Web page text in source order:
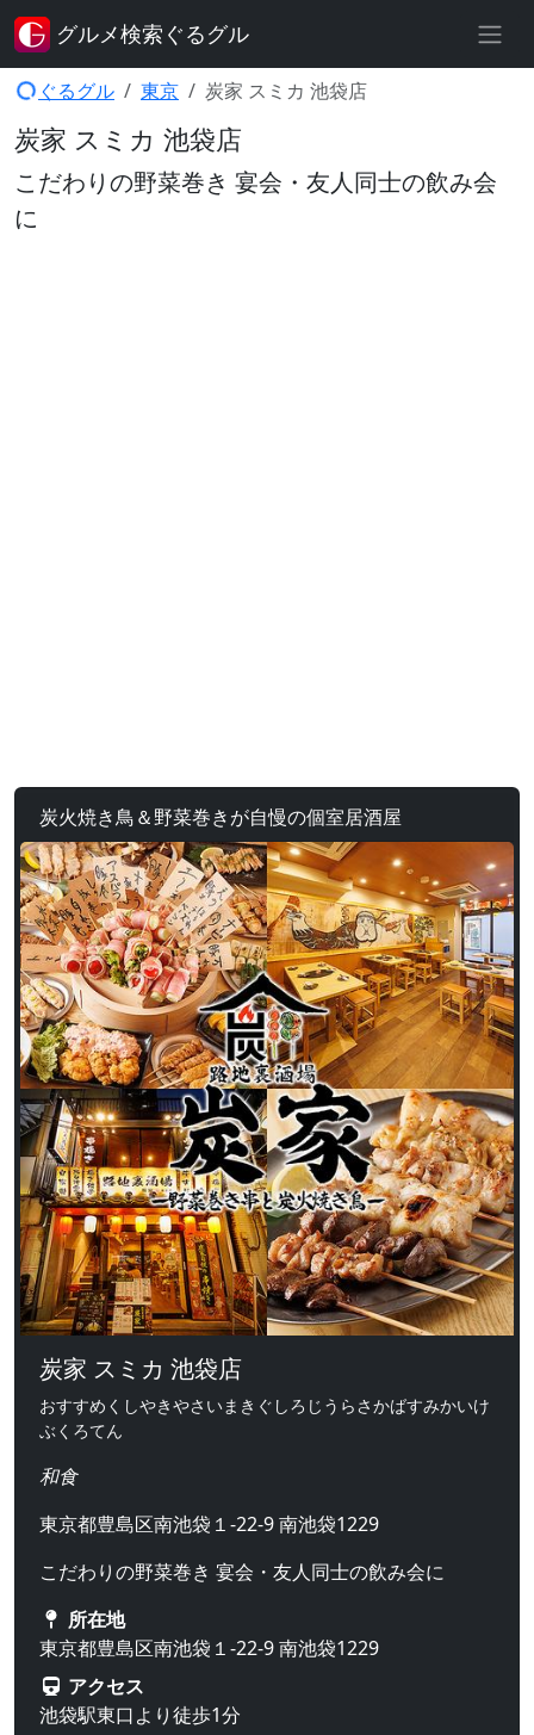
ぐるグル 東京 炭家 スミカ 池袋店
炭家 スミカ 池袋店
こだわりの野菜巻き 宴会・友人同士の飲み会
に
炭火焼き鳥＆野菜巻きが自慢の個室居酒屋
炭家 スミカ 池袋店
おすすめくしやきやさいまきぐしろじうらさかばすみかいけ
ぶくろてん
和食
東京都豊島区南池袋１-22-9 南池袋1229
こだわりの野菜巻き 宴会・友人同士の飲み会に
所在地
東京都豊島区南池袋１-22-9 南池袋1229
アクセス
池袋駅東口より徒歩1分
グルメ検索ぐるグル